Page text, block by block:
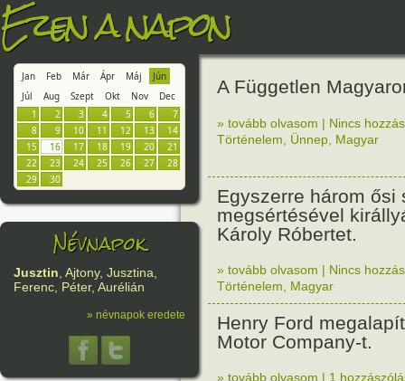
Ezen a napon
Jan Feb Már Ápr Máj
Jún
Júl
Aug Szept Okt Nov
Dec
1
2 3 4 5 6
7
8
9 10 11 12 13
14
15
16 17 18 19 20
21
22
23 24 25 26 27
28
29
30
Névnapok
Jusztin, Ajtony, Jusztina,
Ferenc, Péter, Aurélián
» névnapok eredete
A Független
» tovább olvasom | Nincs
Történelem
Ünnep Magyar
Egyszerre három ősi
megsértésével
Károly Róbertet.
» tovább olvasom | Nincs
Történelem
Magyar
Henry Ford
Motor Company-t.
» tovább olvasom | 1